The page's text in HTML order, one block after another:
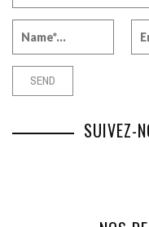
SUIVEZ-